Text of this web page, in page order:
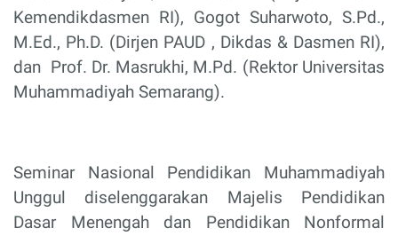
Kemendikdasmen RI), Gogot Suharwoto, S.Pd.,
M.Ed., Ph.D. (Dirjen PAUD , Dikdas & Dasmen RI),
dan Prof. Dr. Masrukhi, M.Pd. (Rektor Universitas
Muhammadiyah Semarang).
Seminar Nasional Pendidikan Muhammadiyah
Unggul diselenggarakan Majelis Pendidikan
Dasar Menengah dan Pendidikan Nonformal